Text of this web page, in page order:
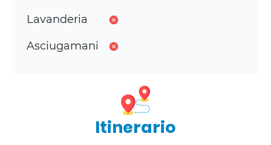
Lavanderia
Asciugamani
Itinerario